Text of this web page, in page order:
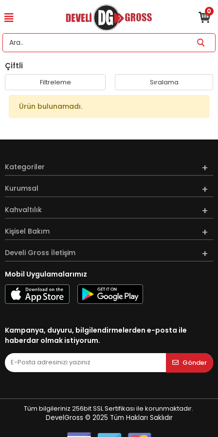
0
Çiftli
Filtreleme Sıralama
Ürün bulunamadı.
Kategoriler
Kurumsal
Kahvaltılık
Kişisel Bakım
Develi Gross İletişim
Mobil Uygulamalarımız
Kampanya, duyuru, bilgilendirmelerden e-posta ile
haberdar olmak istiyorum.
Gönder
Tüm bilgileriniz 256bit SSL Sertifikası ile korunmaktadır.
DevelGross © 2025 Tüm Hakları Saklıdır